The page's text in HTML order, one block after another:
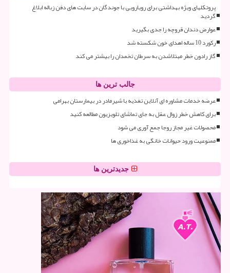
پروتکلهای ویژه بهداشتی برای رویارویی با جوندگان در سایت های دفن زباله ابلاغ
گردید
عوارض دندان قروچه را جدی بگیرید
رکورد 10 ساله اهدای خون شکسته شد
گاز رادون خطر مبتلاشدن به سرطان تخمدان را بیشتر می کند
جالب ترین ها
عرضه خدمات مشاوره ای آنلاین تغذیه با شیرمادر در بیمارستان بهرامی
برای کاهش خطر زوال عقل به جای تماشای تلویزیون مطالعه کنید
محصولات غیر مجاز روجا جمع آوری می شود
ممنوعیت ورود حیوانات خانگی به غذاخوری ها
جدیدترین ها